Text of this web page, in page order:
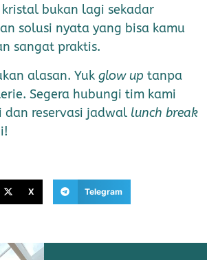
bukan lagi sekadar
solusi nyata yang bisa kamu
sangat praktis.
alasan. Yuk glow up tanpa
Segera hubungi tim kami
dan reservasi jadwal lunch break
X Telegram